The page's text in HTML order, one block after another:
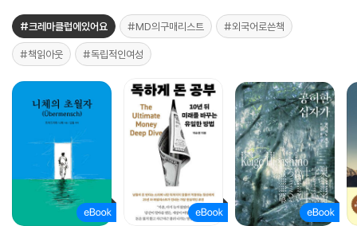
#크레마클럽에있어요 #MD의구매리스트 #외국어로쓴책
#책읽아웃 #독립적인여성